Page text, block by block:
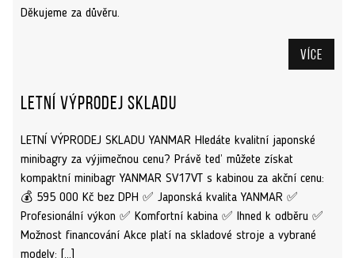
Děkujeme za důvěru.
Více
Letní výprodej skladu
LETNÍ VÝPRODEJ SKLADU YANMAR Hledáte kvalitní japonské
minibagry za výjimečnou cenu? Právě teď můžete získat
kompaktní minibagr YANMAR SV17VT s kabinou za akční cenu:
💰 595 000 Kč bez DPH ✅ Japonská kvalita YANMAR ✅
Profesionální výkon ✅ Komfortní kabina ✅ Ihned k odběru ✅
Možnost financování Akce platí na skladové stroje a vybrané
modely: […]